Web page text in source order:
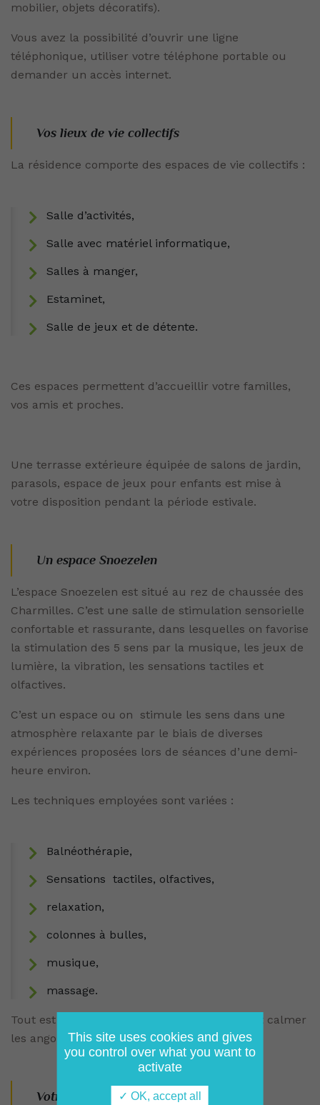
mobilier, objets décoratifs).
Vous avez la possibilité d’ouvrir une ligne
téléphonique, utiliser votre téléphone portable ou
demander un accès internet.
Vos lieux de vie collectifs
La résidence comporte des espaces de vie collectifs :
Salle d’activités,
Salle avec matériel informatique,
Salles à manger,
Estaminet,
Salle de jeux et de détente.
Ces espaces permettent d’accueillir votre familles,
vos amis et proches.
Une terrasse extérieure équipée de salons de jardin,
parasols, espace de jeux pour enfants est mise à
votre disposition pendant la période estivale.
Un espace Snoezelen
L’espace Snoezelen est situé au rez de chaussée des
Charmilles. C’est une salle de stimulation sensorielle
confortable et rassurante, dans lesquelles on favorise
la stimulation des 5 sens par la musique, les jeux de
lumière, la vibration, les sensations tactiles et
olfactives.
C’est un espace ou on stimule les sens dans une
atmosphère relaxante par le biais de diverses
expériences proposées lors de séances d’une demi-
heure environ.
Les techniques employées sont variées :
Balnéothérapie,
Sensations tactiles, olfactives,
relaxation,
colonnes à bulles,
musique,
massage.
Tout est pensé pour détendre les résidents et calmer
les angoisses.
Votre linge
This site uses cookies and gives
you control over what you want to
activate
✓ OK, accept all